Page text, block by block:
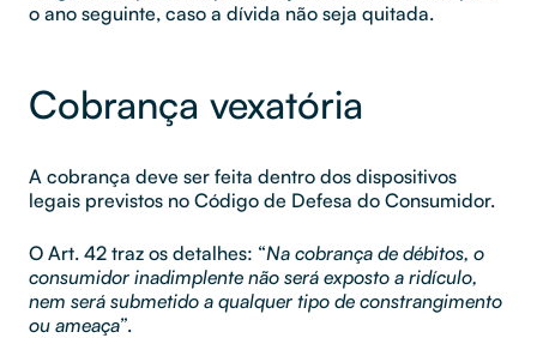
o ano seguinte, caso a dívida não seja quitada.
Cobrança vexatória
A cobrança deve ser feita dentro dos dispositivos
legais previstos no Código de Defesa do Consumidor.
O Art. 42 traz os detalhes: “Na cobrança de débitos, o
consumidor inadimplente não será exposto a ridículo,
nem será submetido a qualquer tipo de constrangimento
ou ameaça”.